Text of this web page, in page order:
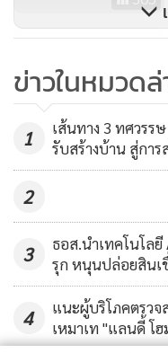
433
ข่าวในหมวด
1
เส้นทาง 3 ทศวรร
รับสร้างบ้าน สู่กา
2
3
ธอส.นำเทคโนโลยี
รุก หนุนปล่อยสินเ
4
แนะผู้บริโภคตรว
เหมาเท "แลนดี้ โ